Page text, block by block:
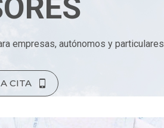
empresas, autónomos y particulares
CITA